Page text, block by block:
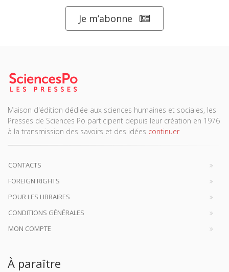
Je m’abonne
Maison d'édition dédiée aux sciences humaines et sociales, les
Presses de Sciences Po participent depuis leur création en 1976
à la transmission des savoirs et des idées continuer
CONTACTS
FOREIGN RIGHTS
POUR LES LIBRAIRES
CONDITIONS GÉNÉRALES
MON COMPTE
À paraître